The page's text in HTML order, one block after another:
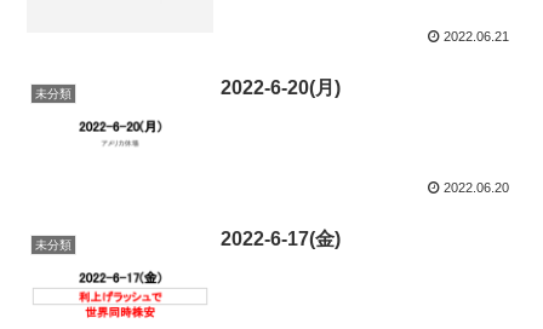
2022.06.21
未分類 2022-6-20(月)
2022.06.20
未分類 2022-6-17(金)